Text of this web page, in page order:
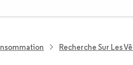
Recherche Sur Les